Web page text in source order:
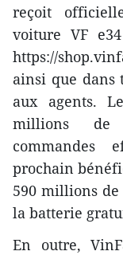
reçoit
voiture VF
https://
ainsi que dans
aux agents.
millions de
commandes
prochain
590 millions de
la batterie
En outre,